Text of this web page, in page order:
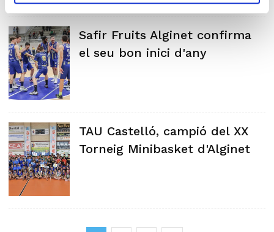
Safir Fruits Alginet confirma
el seu bon inici d'any
TAU Castelló, campió del XX
Torneig Minibasket d'Alginet